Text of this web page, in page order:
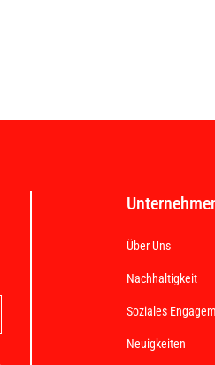
Über Uns
Nachhaltigkeit
Soziales
Neuigkeiten